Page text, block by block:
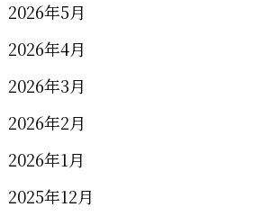
2026年5月
2026年4月
2026年3月
2026年2月
2026年1月
2025年12月